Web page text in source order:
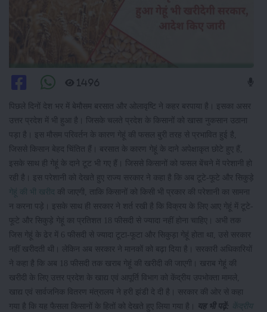
1496
पिछले दिनों देश भर में बेमौसम बरसात और ओलावृष्टि ने कहर बरपाया है। इसका असर
उत्तर प्रदेश में भी हुआ है। जिसके चलते प्रदेश के किसानों को खासा नुकसान उठाना
पड़ा है। इस मौसम परिवर्तन के कारण गेहूं की फसल बुरी तरह से प्रभावित हुई है,
जिससे किसान बेहद चिंतित हैं। बरसात के कारण गेहूं के दाने अपेक्षाकृत छोटे हुए हैं,
इसके साथ ही गेहूं के दाने टूट भी गए हैं। जिससे किसानों को फसल बेंचने में परेशानी हो
रही है। इस परेशानी को देखते हुए राज्य सरकार ने कहा है कि अब टूटे-फूटे और सिकुड़े
गेहूं की भी खरीद की जाएगी, ताकि किसानों को किसी भी प्रकार की परेशानी का सामना
न करना पड़े। इसके साथ ही सरकार ने शर्त रखी है कि विक्रय के लिए आए गेहूं में टूटे-
फूटे और सिकुड़े गेहूं का प्रतिशत 18 फीसदी से ज्यादा नहीं होना चाहिए। अभी तक
जिस गेहूं के ढेर में 6 फीसदी से ज्यादा टूटा-फूटा और सिकुड़ा गेहूं होता था, उसे सरकार
नहीं खरीदती थी। लेकिन अब सरकार ने मानकों को बढ़ा दिया है। सरकारी अधिकारियों
ने कहा है कि अब 18 फीसदी तक खराब गेहूं की खरीदी की जाएगी। खराब गेहूं की
खरीदी के लिए उत्तर प्रदेश के खाद्य एवं आपूर्ति विभाग को केंद्रीय उपभोक्ता मामले,
खाद्य एवं सार्वजनिक वितरण मंत्रालय ने हरी झंडी दे दी है। सरकार की ओर से कहा
गया है कि यह फैसला किसानों के हितों को देखते हुए लिया गया है।
यह भी पढ़ें:
केंद्रीय